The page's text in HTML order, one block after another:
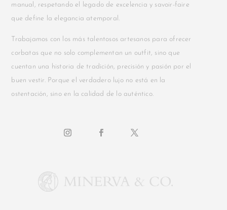
manual, respetando el legado de excelencia y savoir-faire
que define la elegancia atemporal.
Trabajamos con los más talentosos artesanos para ofrecer
corbatas que no solo complementan un outfit, sino que
cuentan una historia de tradición, precisión y pasión por el
buen vestir. Porque el verdadero lujo no está en la
ostentación, sino en la calidad de lo auténtico.